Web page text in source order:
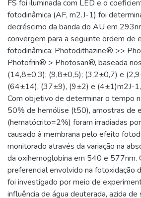
FS foi iluminada com LED e o
fotodinâmica (AF, m2.J-1) foi
decréscimo da banda do AU em
convergem para a seguinte ordem de
fotodinâmica: Photodithazine® >>
Photofrin® > Photosan®, baseada
(14,8±0,3); (9,8±0,5); (3,2±0,7) e
(64±14), (37±9), (9±2) e (4±1)m2J-
Com objetivo de determinar o tempo
50% de hemólise (t50), amostras de
(hematócrito=2%) foram irradiadas
causado à membrana pelo efeito
monitorado através da variação na
da oxihemoglobina em 540 e 577nm.
preferencial envolvido na fotoxidação
foi investigado por meio de
influência de água deuterada, azida